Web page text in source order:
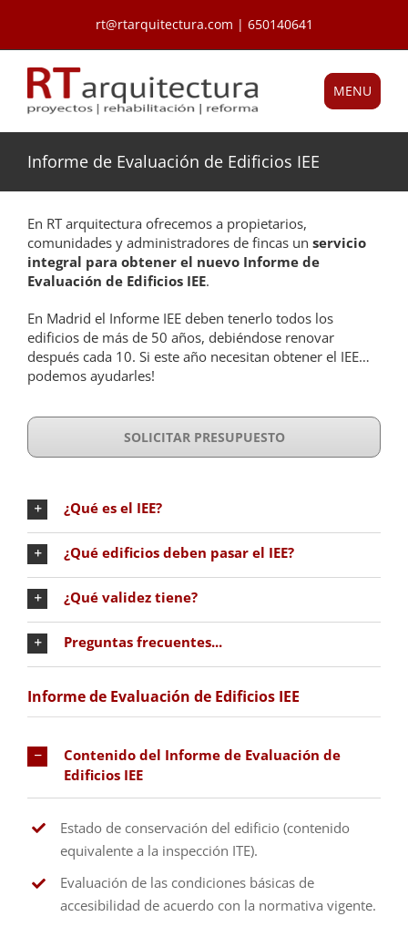
contenido
rt@rtarquitectura.com | 650140641
MENU
Informe de Evaluación de Edificios IEE
En RT arquitectura ofrecemos a propietarios,
comunidades y administradores de fincas un servicio
integral para obtener el nuevo Informe de
Evaluación de Edificios IEE.
En Madrid el Informe IEE deben tenerlo todos los
edificios de más de 50 años, debiéndose renovar
después cada 10. Si este año necesitan obtener el IEE…
podemos ayudarles!
SOLICITAR PRESUPUESTO
¿Qué es el IEE?
¿Qué edificios deben pasar el IEE?
¿Qué validez tiene?
Preguntas frecuentes...
Informe de Evaluación de Edificios IEE
Contenido del Informe de Evaluación de
Edificios IEE
Estado de conservación del edificio (contenido
equivalente a la inspección ITE).
Evaluación de las condiciones básicas de
accesibilidad de acuerdo con la normativa vigente.